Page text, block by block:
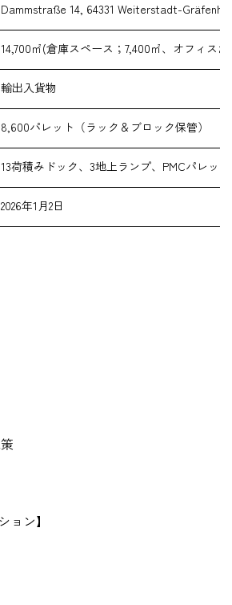
Dammstraße 14, 64331 Weiterstadt-
14,700㎡(倉庫スペース；7,400㎡、オフィス
輸出入貨物
8,600パレット（ラック＆ブロック保管）
13荷積みドック、3地上ランプ、PMCパレッ
2026年1月2日
ョン】